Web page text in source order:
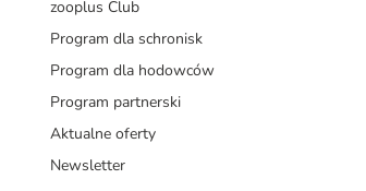
zooplus Club
Program dla schronisk
Program dla hodowców
Program partnerski
Aktualne oferty
Newsletter